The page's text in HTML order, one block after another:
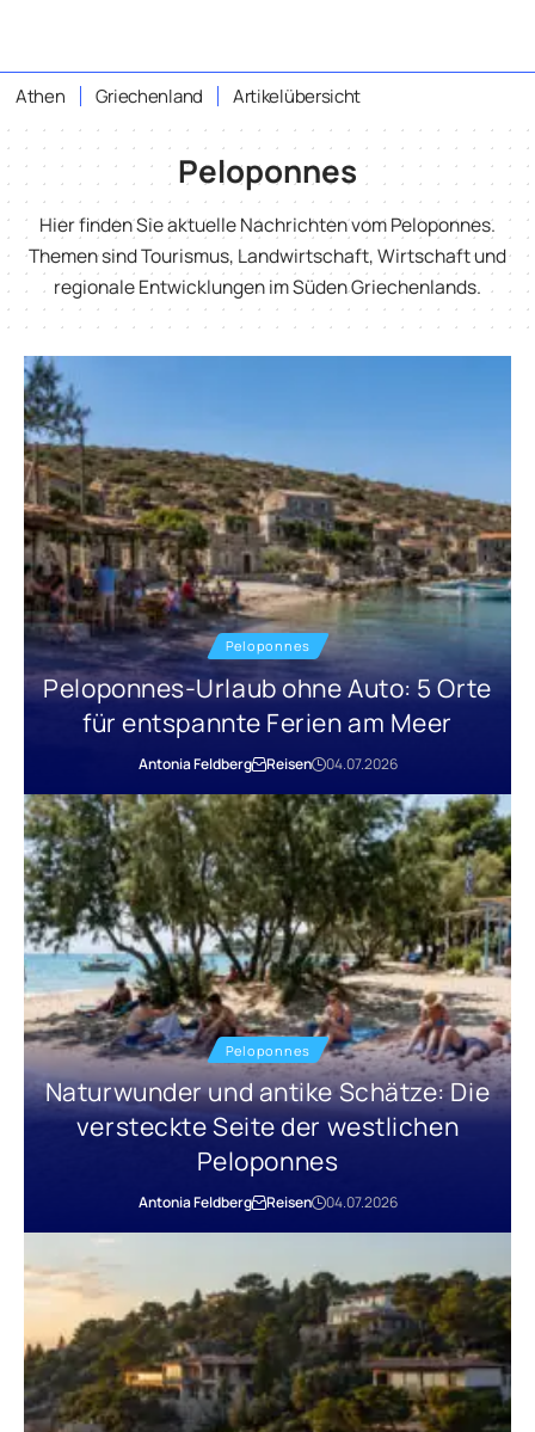
Athen Griechenland Artikelübersicht
Peloponnes
Hier finden Sie aktuelle Nachrichten vom Peloponnes.
Themen sind Tourismus, Landwirtschaft, Wirtschaft und
regionale Entwicklungen im Süden Griechenlands.
Peloponnes
Peloponnes-Urlaub ohne Auto: 5 Orte
für entspannte Ferien am Meer
Antonia Feldberg Reisen 04.07.2026
Peloponnes
Naturwunder und antike Schätze: Die
versteckte Seite der westlichen
Peloponnes
Antonia Feldberg Reisen 04.07.2026